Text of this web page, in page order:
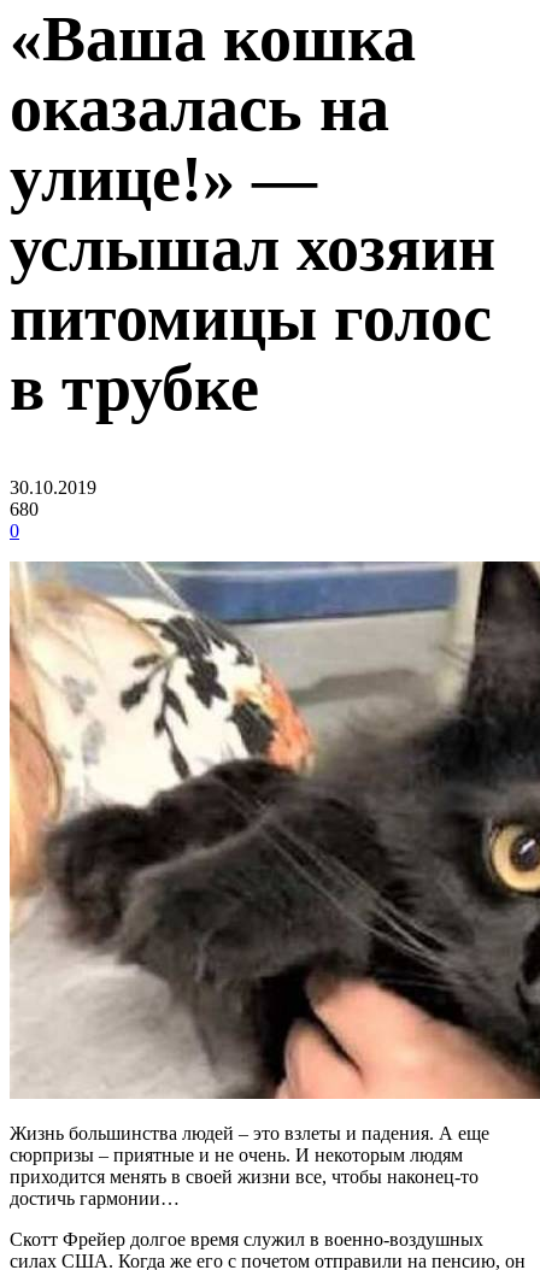
«Ваша кошка
оказалась на
улице!» —
услышал хозяин
питомицы голос
в трубке
30.10.2019
680
0
Жизнь большинства людей – это взлеты и падения. А еще
сюрпризы – приятные и не очень. И некоторым людям
приходится менять в своей жизни все, чтобы наконец-то
достичь гармонии…
Скотт Фрейер долгое время служил в военно-воздушных
силах США. Когда же его с почетом отправили на пенсию, он